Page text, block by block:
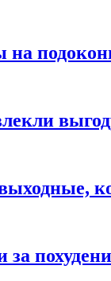
за